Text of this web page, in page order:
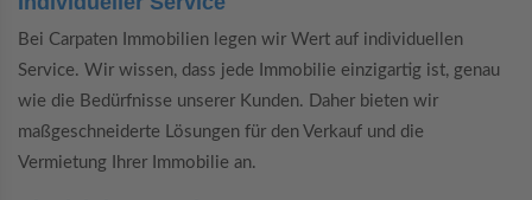
Bei Carpaten Immobilien legen wir Wert auf individuellen
Service. Wir wissen, dass jede Immobilie einzigartig ist, genau
wie die Bedürfnisse unserer Kunden. Daher bieten wir
maßgeschneiderte Lösungen für den Verkauf und die
Vermietung Ihrer Immobilie an.